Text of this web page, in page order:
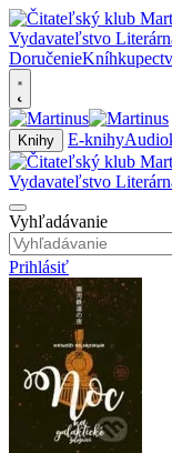
Doručenie
Knihy E-knihy
Vyhľadávanie
Prihlásiť